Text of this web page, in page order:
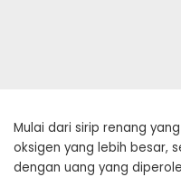
Mulai dari sirip renang
oksigen yang lebih besar,
dengan uang yang